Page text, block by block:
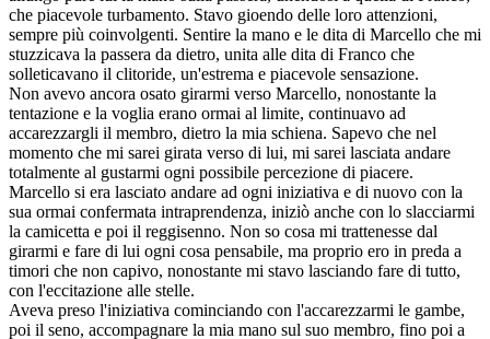
che piacevole turbamento. Stavo gioendo delle loro attenzioni,
sempre più coinvolgenti. Sentire la mano e le dita di Marcello che mi
stuzzicava la passera da dietro, unita alle dita di Franco che
solleticavano il clitoride, un'estrema e piacevole sensazione.
Non avevo ancora osato girarmi verso Marcello, nonostante la
tentazione e la voglia erano ormai al limite, continuavo ad
accarezzargli il membro, dietro la mia schiena. Sapevo che nel
momento che mi sarei girata verso di lui, mi sarei lasciata andare
totalmente al gustarmi ogni possibile percezione di piacere.
Marcello si era lasciato andare ad ogni iniziativa e di nuovo con la
sua ormai confermata intraprendenza, iniziò anche con lo slacciarmi
la camicetta e poi il reggisenno. Non so cosa mi trattenesse dal
girarmi e fare di lui ogni cosa pensabile, ma proprio ero in preda a
timori che non capivo, nonostante mi stavo lasciando fare di tutto,
con l'eccitazione alle stelle.
Aveva preso l'iniziativa cominciando con l'accarezzarmi le gambe,
poi il seno, accompagnare la mia mano sul suo membro, fino poi a